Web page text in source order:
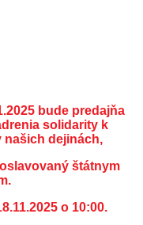
bude predajňa
solidarity k
našich dejinách,
štátnym
o 10:00.